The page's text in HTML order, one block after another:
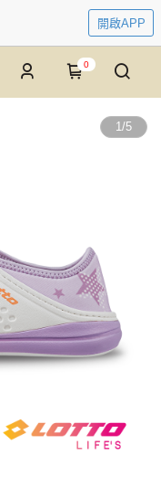
開啟APP
0
1/5